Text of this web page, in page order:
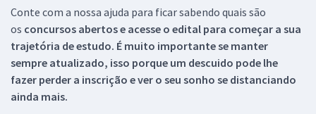
Conte com a nossa ajuda para ficar sabendo quais são
os concursos abertos e acesse o edital para começar a sua
trajetória de estudo. É muito importante se manter
sempre atualizado, isso porque um descuido pode lhe
fazer perder a inscrição e ver o seu sonho se distanciando
ainda mais.